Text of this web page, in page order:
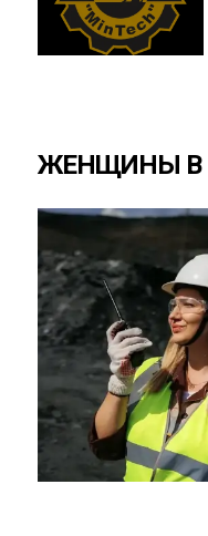
ЖЕНЩИНЫ В